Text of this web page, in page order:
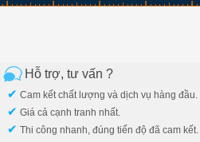
Hỗ trợ, tư vấn ?
✔ Cam kết chất lượng và dịch vụ hàng đầu.
✔ Giá cả cạnh tranh nhất.
✔ Thi công nhanh, đúng tiến độ đã cam kết.